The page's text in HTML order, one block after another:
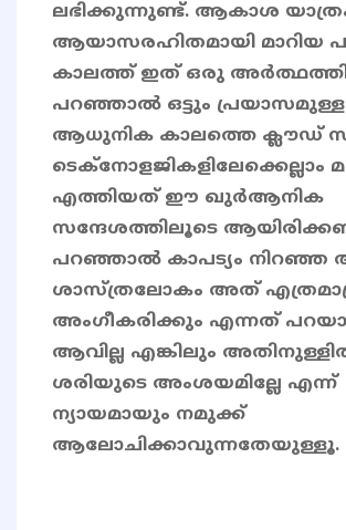
ലഭിക്കുന്നുണ്ട്. ആകാശ
ആയാസരഹിതമായി മാറിയ
കാലത്ത് ഇത് ഒരു
പറഞ്ഞാൽ ഒട്ടും പ്രയാസമുള്ള
ആധുനിക കാലത്തെ ക്ലൗഡ്
എത്തിയത് ഈ ഖുർആനിക
സന്ദേശത്തിലൂടെ
പറഞ്ഞാൽ കാപട്യം
ശാസ്ത്രലോകം അത്
അംഗീകരിക്കും എന്നത്
ആവില്ല എങ്കിലും
ശരിയുടെ അംശയമില്ലേ എന്ന്
ന്യായമായും നമുക്ക്
ആലോചിക്കാവുന്നതേയുള്ളൂ.